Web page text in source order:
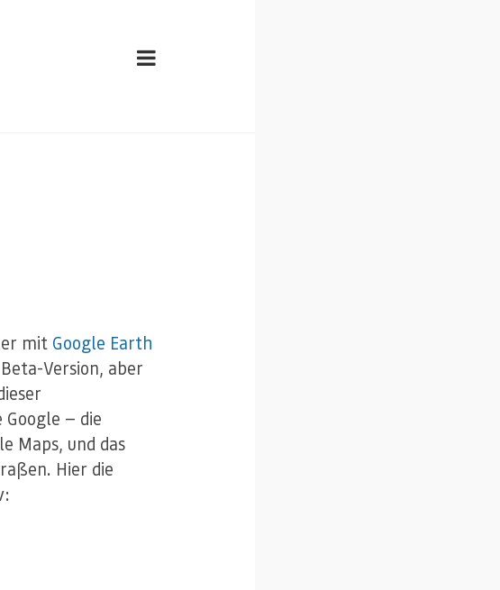
mit Google Earth
Version, aber
— die
Maps, und das
Hier die